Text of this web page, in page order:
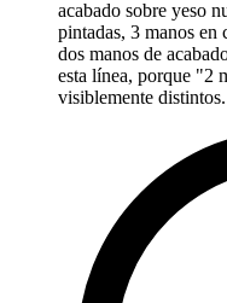
acabado sobre yeso
pintadas, 3 manos
dos manos de
esta línea, porque "2
visiblemente distintos.